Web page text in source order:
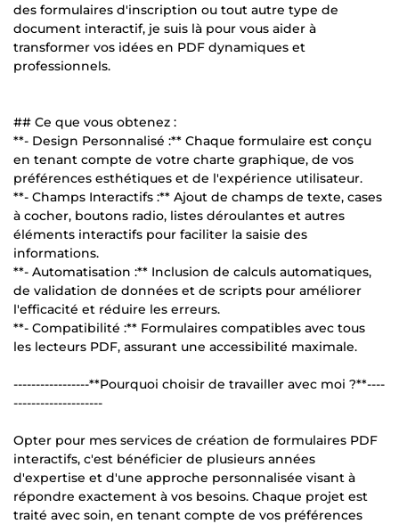
des formulaires d'inscription ou tout autre type de
document interactif, je suis là pour vous aider à
transformer vos idées en PDF dynamiques et
professionnels.
## Ce que vous obtenez :
**- Design Personnalisé :** Chaque formulaire est conçu
en tenant compte de votre charte graphique, de vos
préférences esthétiques et de l'expérience utilisateur.
**- Champs Interactifs :** Ajout de champs de texte, cases
à cocher, boutons radio, listes déroulantes et autres
éléments interactifs pour faciliter la saisie des
informations.
**- Automatisation :** Inclusion de calculs automatiques,
de validation de données et de scripts pour améliorer
l'efficacité et réduire les erreurs.
**- Compatibilité :** Formulaires compatibles avec tous
les lecteurs PDF, assurant une accessibilité maximale.
-----------------**Pourquoi choisir de travailler avec moi ?**----
--------------------
Opter pour mes services de création de formulaires PDF
interactifs, c'est bénéficier de plusieurs années
d'expertise et d'une approche personnalisée visant à
répondre exactement à vos besoins. Chaque projet est
traité avec soin, en tenant compte de vos préférences